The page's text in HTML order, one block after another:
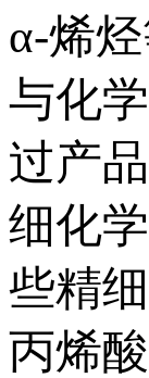
α-烯
与化
过产
细化
些精
丙烯